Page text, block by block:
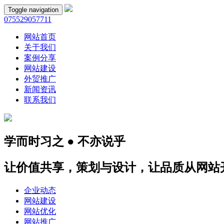
Toggle navigation
075529057711
网站首页
关于我们
案例分享
网站建设
外贸推广
新闻资讯
联系我们
学而时习之 ● 不亦说乎
让价值共享，策划与设计，让品质从网站
企业动态
网站建设
网站优化
网站推广